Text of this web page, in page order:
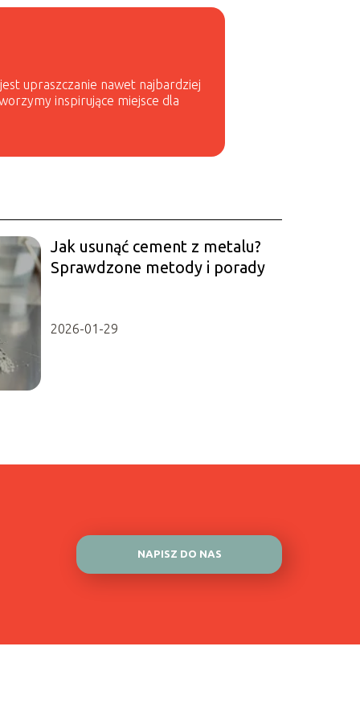
upraszczanie nawet najbardziej
inspirujące miejsce dla
Jak usunąć cement z metalu?
Sprawdzone metody i porady
2026-01-29
NAPISZ DO NAS